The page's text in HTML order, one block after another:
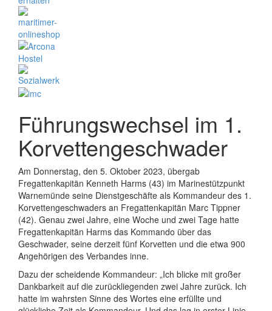
Führungswechsel im 1.
Korvettengeschwader
Am Donnerstag, den 5. Oktober 2023, übergab
Fregattenkapitän Kenneth Harms (43) im Marinestützpunkt
Warnemünde seine Dienstgeschäfte als Kommandeur des 1.
Korvettengeschwaders an Fregattenkapitän Marc Tippner
(42). Genau zwei Jahre, eine Woche und zwei Tage hatte
Fregattenkapitän Harms das Kommando über das
Geschwader, seine derzeit fünf Korvetten und die etwa 900
Angehörigen des Verbandes inne.
Dazu der scheidende Kommandeur: „Ich blicke mit großer
Dankbarkeit auf die zurückliegenden zwei Jahre zurück. Ich
hatte im wahrsten Sinne des Wortes eine erfüllte und